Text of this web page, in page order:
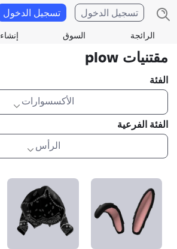
الرائجة السوق إنشاء
تسجيل الدخول تسجيل الدخول
مقتنيات plow
الفئة
الأكسسوارات
الفئة الفرعية
الرأس